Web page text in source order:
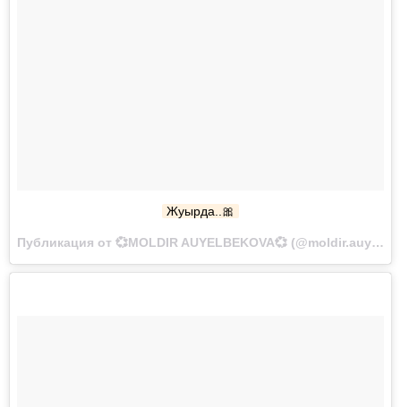
Жуырда..🎀
Публикация от 💞MOLDIR AUYELBEKOVA💞 (@moldir.auyelbekova) Ноя 3 2017 в 6:55 PDT